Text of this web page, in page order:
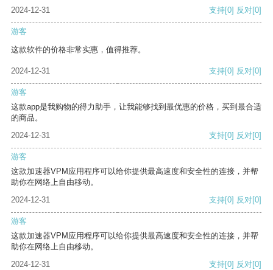
2024-12-31
支持[0] 反对[0]
游客
这款软件的价格非常实惠，值得推荐。
2024-12-31 支持[0] 反对[0]
游客
这款app是我购物的得力助手，让我能够找到最优惠的价格，买到最合适
的商品。
2024-12-31
支持[0] 反对[0]
游客
这款加速器VPM应用程序可以给你提供最高速度和安全性的连接，并帮
助你在网络上自由移动。
2024-12-31
支持[0] 反对[0]
游客
这款加速器VPM应用程序可以给你提供最高速度和安全性的连接，并帮
助你在网络上自由移动。
2024-12-31
支持[0] 反对[0]